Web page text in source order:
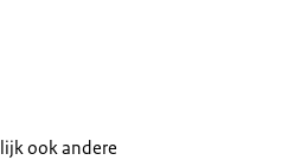
ook andere